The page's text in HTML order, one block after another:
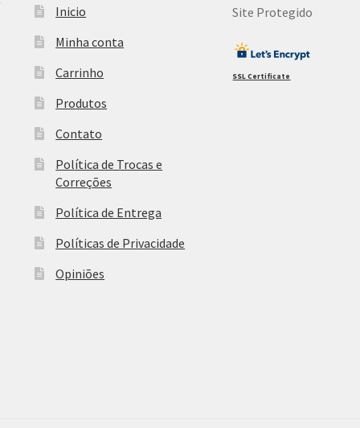
Inicio
Minha conta
Carrinho
Produtos
Contato
Política de Trocas e
Correções
Política de Entrega
Políticas de Privacidade
Opiniões
Site Protegido
SSL Certificate